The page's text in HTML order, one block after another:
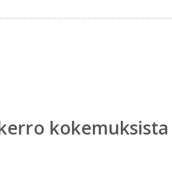
kokemuksista